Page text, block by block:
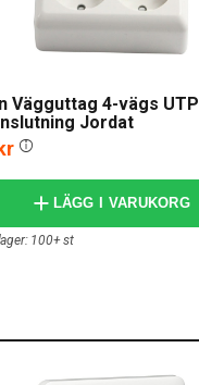
Vägguttag 4-vägs UTP
Jordat
LÄGG I VARUKORG
100+ st